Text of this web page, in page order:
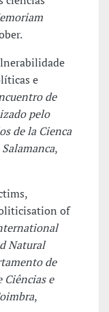
e
de
pelo
de la Cienca
,
of
Natural
de
Ciências e
,